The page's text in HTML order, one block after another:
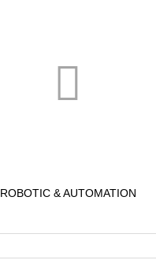
ROBOTIC & AUTOMATION